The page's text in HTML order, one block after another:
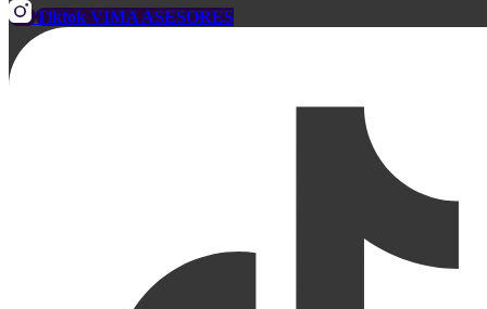
Tiktok VIMA ASESORES